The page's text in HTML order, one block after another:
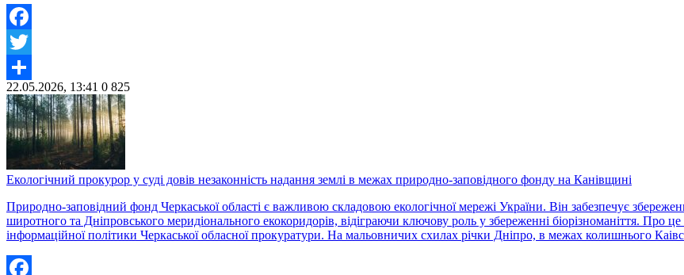
Facebook
Twitter
Share
22.05.2026, 13:41 0 825
Екологічний прокурор у суді довів незаконність надання землі в межах природно-заповідного фонду на Канівщині
Природно-заповідний фонд Черкаської області є важливою складовою екологічної мережі України. Він забезпечує
широтного та Дніпровського меридіонального екокоридорів, відіграючи ключову роль у збереженні біорізноманіття. Про
інформаційної політики Черкаської обласної прокуратури. На мальовничих схилах річки Дніпро, в межах колишнього